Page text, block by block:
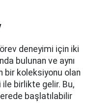
deneyimi için iki
bulunan ve aynı
bir koleksiyonu olan
ile birlikte gelir. Bu,
başlatılabilir